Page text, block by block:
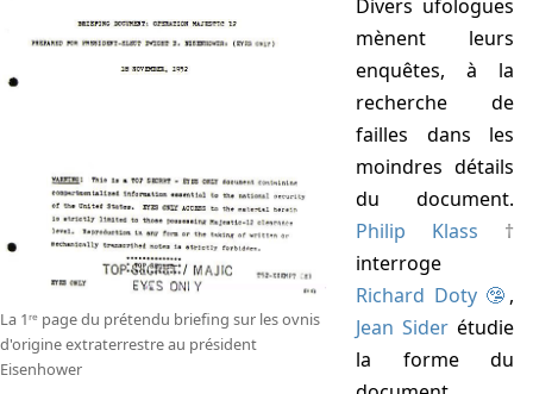
La 1ʳᵉ page du prétendu briefing sur les ovnis
d'origine extraterrestre au président
Eisenhower
Divers ufologues
mènent leurs
enquêtes, à la
recherche de
failles dans les
moindres détails
du document.
Philip Klass
interroge
Richard Doty 🤥 ,
Jean Sider étudie
la forme du